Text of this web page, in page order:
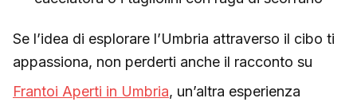
Se l’idea di esplorare l’Umbria attraverso il cibo ti
appassiona, non perderti anche il racconto su
Frantoi Aperti in Umbria, un’altra esperienza